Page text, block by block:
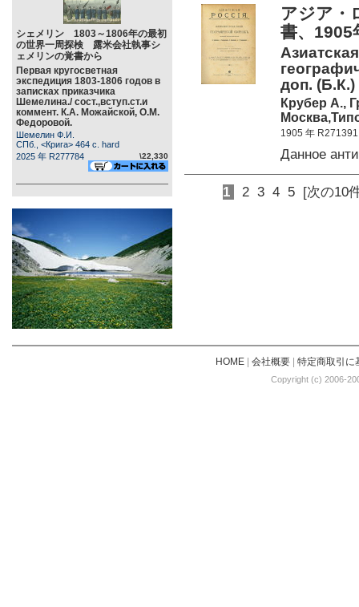
シェメリン 1803～1806年の最初
の世界一周探検 露米会社執事シ
ェメリンの覚書から
Первая кругосветная
экспедиция 1803-1806 годов в
записках приказчика
Шемелина./ сост.,вступ.ст.и
коммент. К.А. Можайской, О.М.
Федоровой.
Шемелин Ф.И.
СПб., <Крига> 464 c. hard
2025 年 R277784
\22,330
アジア
書、1905
доп. (Б.К.)
Крубер А.,
1905 年 R271391
Данное
1 2 3 4 5 [次の10
HOME| 会社概要| 特定商取引に
Copyright (c) 2006-